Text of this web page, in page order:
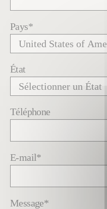
Pays*
État
Téléphone
E-mail*
Message*